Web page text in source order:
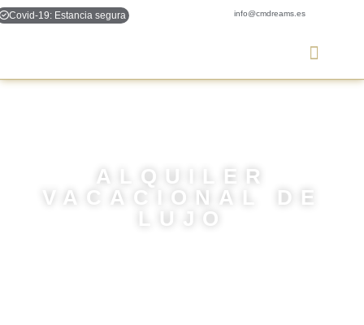
Covid-19: Estancia segura info@cmdreams.es
ALQUILER
VACACIONAL DE
LUJO